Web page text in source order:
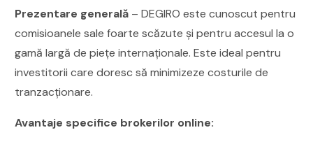
Prezentare generală – DEGIRO este cunoscut pentru
comisioanele sale foarte scăzute și pentru accesul la o
gamă largă de piețe internaționale. Este ideal pentru
investitorii care doresc să minimizeze costurile de
tranzacționare.
Avantaje specifice brokerilor online: